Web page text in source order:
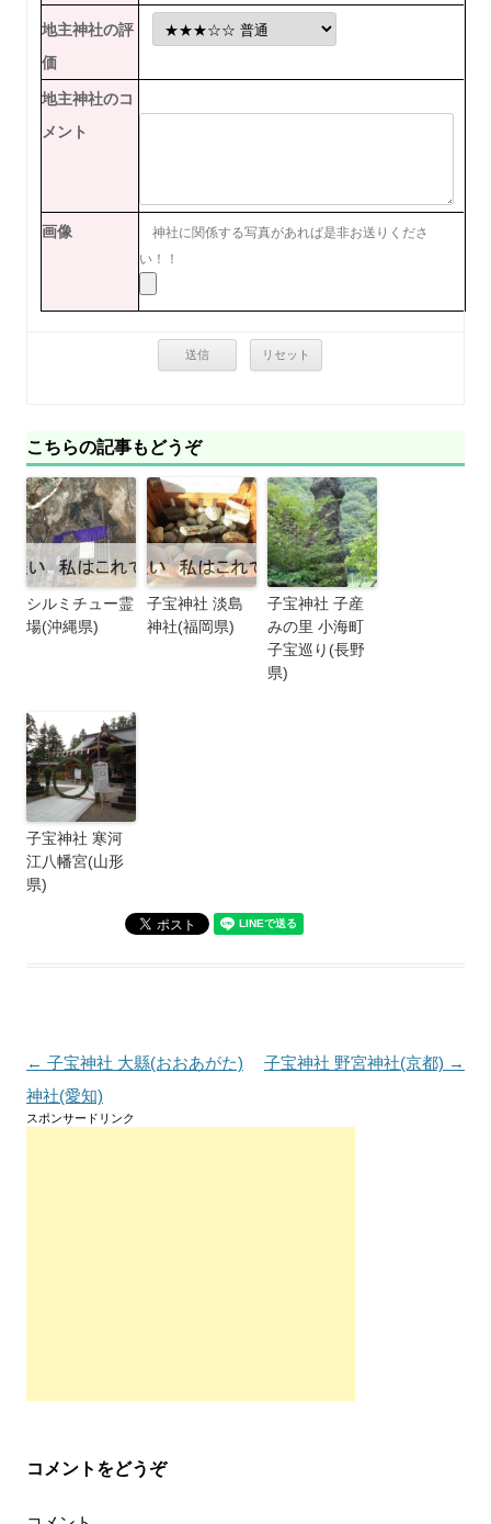
地主神社の評
価
地主神社のコ
メント
画像
神社に関係する写真があれば是非お送りくださ
い！！
こちらの記事もどうぞ
シルミチュー霊
場(沖縄県)
子宝神社 淡島
神社(福岡県)
子宝神社 子産
みの里 小海町
子宝巡り(長野
県)
子宝神社 寒河
江八幡宮(山形
県)
投
稿
ナ
← 子宝神社 大縣(おおあがた)
神社(愛知)
子宝神社 野宮神社(京都) →
スポンサードリンク
コメントをどうぞ